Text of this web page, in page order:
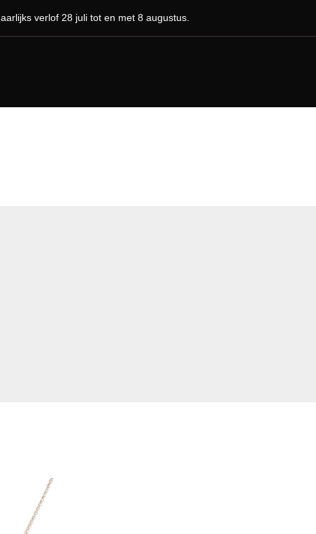
verlof 28 juli tot en met 8 augustus.